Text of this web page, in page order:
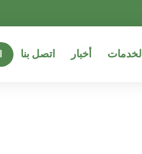
الخدمات أخبار اتصل بنا